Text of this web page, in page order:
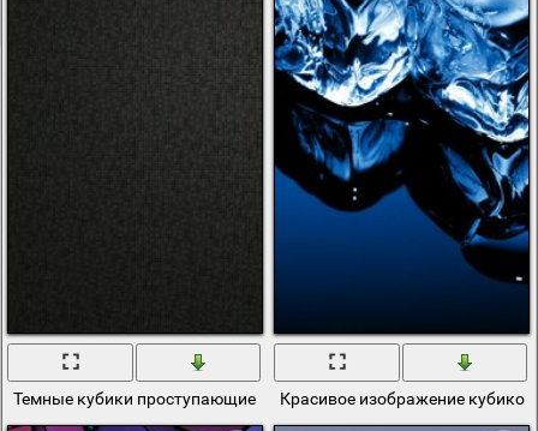
Темные кубики проступающие в черном квадрате
Красивое изображение